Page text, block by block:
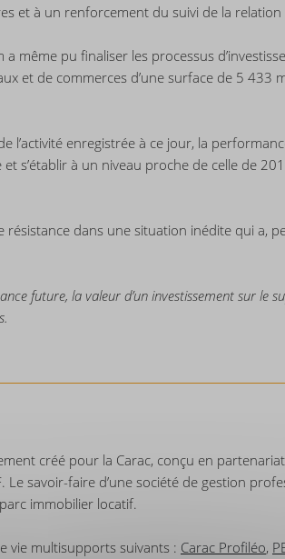
et à un renforcement du suivi de la relation
même pu finaliser les processus
et de commerces d’une surface de 5 433
l’activité enregistrée à ce jour, la
s’établir à un niveau proche de celle de
résistance dans une situation inédite qui a,
future, la valeur d’un investissement sur le
créé pour la Carac, conçu en
savoir-faire d’une société de gestion
immobilier locatif.
vie multisupports suivants : Carac Profiléo,